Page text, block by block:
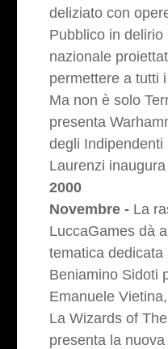
deliziato con
Pubblico in
nazionale
permettere a tutti
Ma non è solo
presenta
degli
Laurenzi
2000
Novembre - La
LuccaGames dà
tematica
Beniamino Sidoti
Emanuele
La Wizards of
presenta la